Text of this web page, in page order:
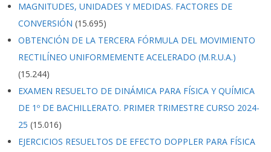
MAGNITUDES, UNIDADES Y MEDIDAS. FACTORES DE
CONVERSIÓN (15.695)
OBTENCIÓN DE LA TERCERA FÓRMULA DEL MOVIMIENTO
RECTILÍNEO UNIFORMEMENTE ACELERADO (M.R.U.A.)
(15.244)
EXAMEN RESUELTO DE DINÁMICA PARA FÍSICA Y QUÍMICA
DE 1º DE BACHILLERATO. PRIMER TRIMESTRE CURSO 2024-
25 (15.016)
EJERCICIOS RESUELTOS DE EFECTO DOPPLER PARA FÍSICA